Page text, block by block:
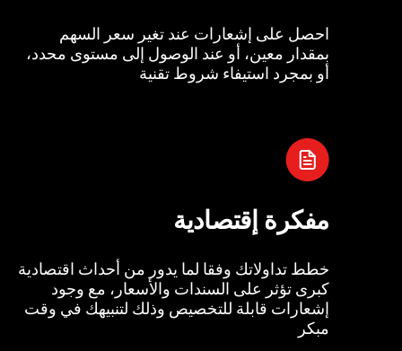
احصل على إشعارات عند تغير سعر السهم
بمقدار معين، أو عند الوصول إلى مستوى محدد،
أو بمجرد استيفاء شروط تقنية
مفكرة إقتصادية
خطط تداولاتك وفقا لما يدور من أحداث اقتصادية
كبرى تؤثر على السندات والأسعار، مع وجود
إشعارات قابلة للتخصيص وذلك لتنبيهك في وقت
مبكر